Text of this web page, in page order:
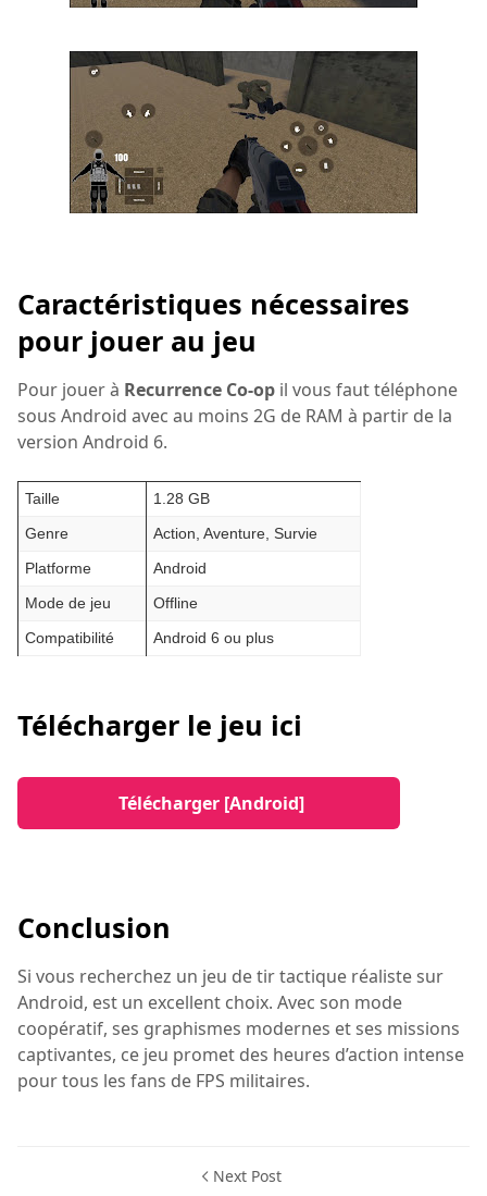
Caractéristiques nécessaires
pour jouer au jeu
Pour jouer à Recurrence Co-op il vous faut téléphone
sous Android avec au moins 2G de RAM à partir de la
version Android 6.
Taille
1.28 GB
Genre
Action, Aventure, Survie
Platforme
Android
Mode de jeu
Offline
Compatibilité
Android 6 ou plus
Télécharger le jeu ici
Télécharger [Android]
Conclusion
Si vous recherchez un jeu de tir tactique réaliste sur
Android, est un excellent choix. Avec son mode
coopératif, ses graphismes modernes et ses missions
captivantes, ce jeu promet des heures d’action intense
pour tous les fans de FPS militaires.
Next Post